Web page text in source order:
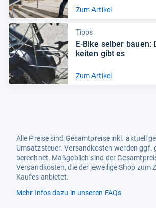
Zum Artikel
Tipps
E-​Bike sel­ber
kei­ten gibt es
Zum Artikel
Alle Preise sind Gesamtpreise inkl. aktuell
Umsatzsteuer. Versandkosten werden ggf.
berechnet. Maßgeblich sind der
Versandkosten, die der jeweilige Shop zum
Kaufes anbietet.
Mehr Infos dazu in unseren FAQs